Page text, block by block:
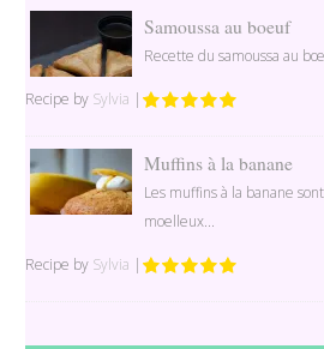
Samoussa au boeuf
Recette du samoussa au
Recipe by Sylvia |
Muffins à la banane
Les muffins à la banane
moelleux...
Recipe by Sylvia |